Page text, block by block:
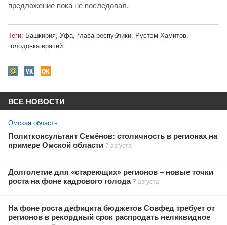
предложение пока не последовал.
Теги: Башкирия, Уфа, глава республики, Рустэм Хамитов,
голодовка врачей
ВСЕ НОВОСТИ
Омская область
Политконсультант Семёнов: столичность в регионах на
примере Омской области 7 августа
Долголетие для «стареющих» регионов – новые точки
роста на фоне кадрового голода 7 августа
На фоне роста дефицита бюджетов Совфед требует от
регионов в рекордный срок распродать неликвидное